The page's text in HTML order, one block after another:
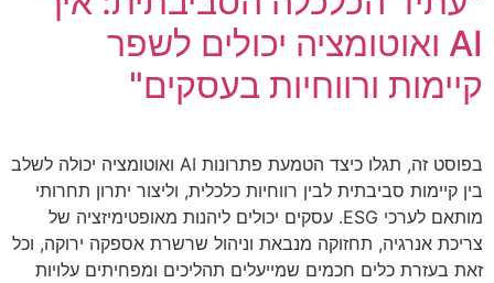
AI ואוטומציה יכולים לשפר
קיימות ורווחיות בעסקים"
בפוסט זה, תגלו כיצד הטמעת פתרונות AI ואוטומציה יכולה לשלב
בין קיימות סביבתית לבין רווחיות כלכלית, וליצור יתרון תחרותי
מותאם לערכי ESG. עסקים יכולים ליהנות מאופטימיזציה של
צריכת אנרגיה, תחזוקה מנבאת וניהול שרשרת אספקה ירוקה, וכל
זאת בעזרת כלים חכמים שמייעלים תהליכים ומפחיתים עלויות